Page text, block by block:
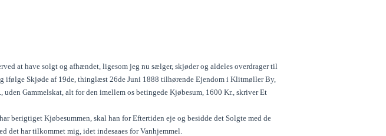
at have solgt og afhændet, ligesom jeg nu sælger, skjøder og aldeles overdrager til
ifølge Skjøde af 19de, thinglæst 26de Juni 1888 tilhørende Ejendom i Klitmøller By,
uden Gammelskat, alt for den imellem os betingede Kjøbesum, 1600 Kr., skriver Et
berigtiget Kjøbesummen, skal han for Eftertiden eje og besidde det Solgte med de
det har tilkommet mig, idet indesaaes for Vanhjemmel.